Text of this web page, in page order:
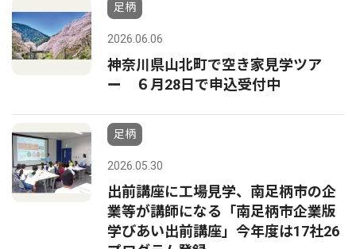
足柄
2026.06.06
神奈川県山北町で空き家見学ツア
ー ６月28日で申込受付中
足柄
2026.05.30
出前講座に工場見学、南足柄市の企
業等が講師になる「南足柄市企業版
学びあい出前講座」今年度は17社26